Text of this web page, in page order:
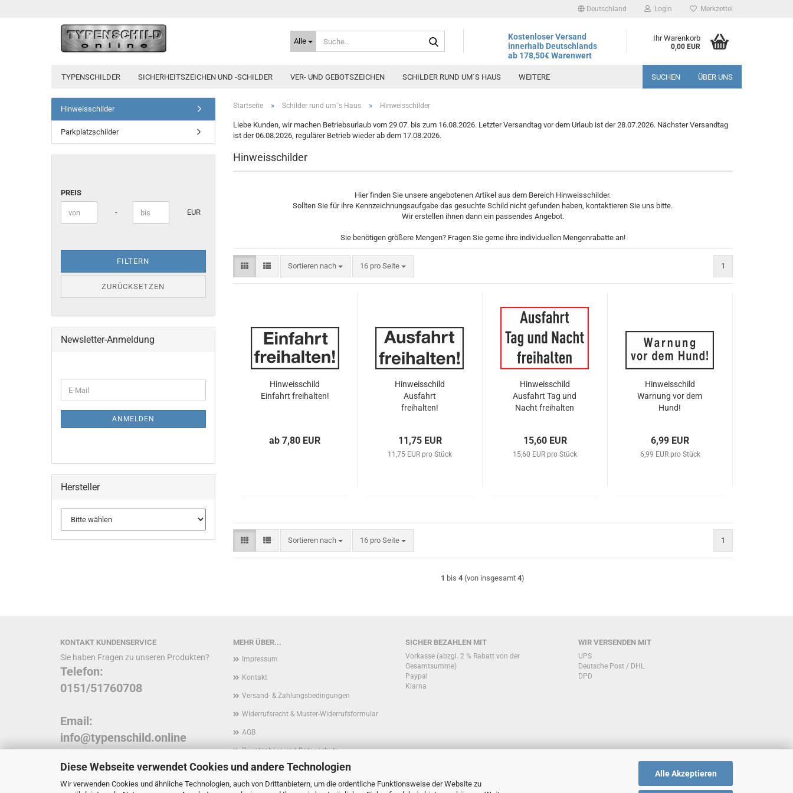
Diese Webseite verwendet Cookies und andere Technologien
Wir verwenden Cookies und ähnliche Technologien, auch von Drittanbietern, um die ordentliche Funktionsweise der Website zu
Alle Akzeptieren
Deutschland Login Merkzettel
Alle
Kostenloser Versand
innerhalb Deutschlands
ab 178,50€ Warenwert
Ihr Warenkorb
0,00 EUR
TYPENSCHILDER SICHERHEITSZEICHEN UND -SCHILDER VER- UND GEBOTSZEICHEN SCHILDER RUND UM´S HAUS SUCHEN ÜBER UNS
WEITERE
Startseite » Schilder rund um´s Haus » Hinweisschilder
Liebe Kunden, wir machen Betriebsurlaub vom 29.07. bis zum 16.08.2026. Letzter Versandtag vor dem Urlaub ist der 28.07.2026. Nächster Versandtag
ist der 06.08.2026, regulärer Betrieb wieder ab dem 17.08.2026.
Hinweisschilder
Hier finden Sie unsere angebotenen Artikel aus dem Bereich Hinweisschilder.
Sollten Sie für ihre Kennzeichnungsaufgabe das gesuchte Schild nicht gefunden haben, kontaktieren Sie uns bitte.
Wir erstellen ihnen dann ein passendes Angebot.
Sie benötigen größere Mengen? Fragen Sie gerne ihre individuellen Mengenrabatte an!
Sortieren nach
Sortieren nach 16 pro Seite
pro Seite 1
Hinweisschild
Einfahrt freihalten!
ab 7,80 EUR
Hinweisschild
Ausfahrt
freihalten!
11,75 EUR
11,75 EUR pro Stück
Hinweisschild
Ausfahrt Tag und
Nacht freihalten
15,60 EUR
15,60 EUR pro Stück
Hinweisschild
Warnung vor dem
Hund!
6,99 EUR
6,99 EUR pro Stück
Sortieren nach
Sortieren nach 16 pro Seite
pro Seite 1
1 bis4 (von insgesamt4)
Hinweisschilder
Parkplatzschilder
PREIS
Preis bis - EUR
FILTERN
ZURÜCKSETZEN
Newsletter-Anmeldung
ZUR
E-
Mail
ANMELDEN
Hersteller
MEHR ÜBER...
Impressum
Kontakt
Versand- & Zahlungsbedingungen
Widerrufsrecht & Muster-Widerrufsformular
AGB
Privatsphäre und Datenschutz
Informationen zur Echtheit von
Kundenbewertungen
SICHER BEZAHLEN MIT
Vorkasse (abzgl. 2 % Rabatt von der
Gesamtsumme)
Paypal
Klarna
WIR VERSENDEN MIT
UPS
Deutsche Post / DHL
DPD
KONTAKT KUNDENSERVICE
Sie haben Fragen zu unseren Produkten?
Telefon:
0151/51760708
Email:
info@typenschild.online